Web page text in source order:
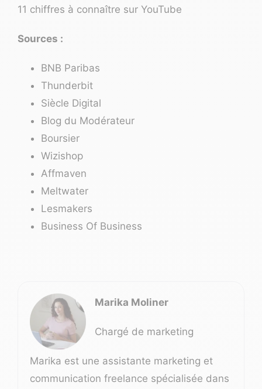
11 chiffres à connaître sur YouTube
Sources :
BNB Paribas
Thunderbit
Siècle Digital
Blog du Modérateur
Boursier
Wizishop
Affmaven
Meltwater
Lesmakers
Business Of Business
Marika Moliner
Chargé de marketing
Marika est une assistante marketing et
communication freelance spécialisée dans